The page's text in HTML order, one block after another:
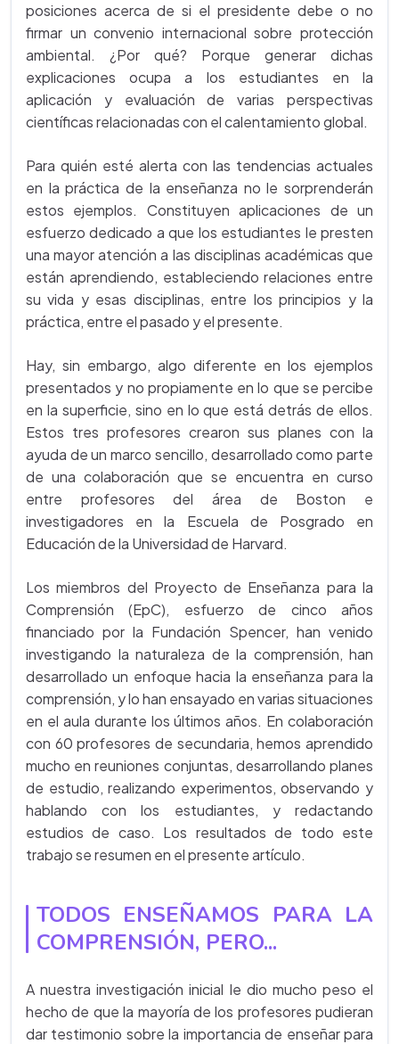
posiciones acerca de si el presidente debe o no
firmar un convenio internacional sobre protección
ambiental. ¿Por qué? Porque generar dichas
explicaciones ocupa a los estudiantes en la
aplicación y evaluación de varias perspectivas
científicas relacionadas con el calentamiento global.
Para quién esté alerta con las tendencias actuales
en la práctica de la enseñanza no le sorprenderán
estos ejemplos. Constituyen aplicaciones de un
esfuerzo dedicado a que los estudiantes le presten
una mayor atención a las disciplinas académicas que
están aprendiendo, estableciendo relaciones entre
su vida y esas disciplinas, entre los principios y la
práctica, entre el pasado y el presente.
Hay, sin embargo, algo diferente en los ejemplos
presentados y no propiamente en lo que se percibe
en la superficie, sino en lo que está detrás de ellos.
Estos tres profesores crearon sus planes con la
ayuda de un marco sencillo, desarrollado como parte
de una colaboración que se encuentra en curso
entre profesores del área de Boston e
investigadores en la Escuela de Posgrado en
Educación de la Universidad de Harvard.
Los miembros del Proyecto de Enseñanza para la
Comprensión (EpC), esfuerzo de cinco años
financiado por la Fundación Spencer, han venido
investigando la naturaleza de la comprensión, han
desarrollado un enfoque hacia la enseñanza para la
comprensión, y lo han ensayado en varias situaciones
en el aula durante los últimos años. En colaboración
con 60 profesores de secundaria, hemos aprendido
mucho en reuniones conjuntas, desarrollando planes
de estudio, realizando experimentos, observando y
hablando con los estudiantes, y redactando
estudios de caso. Los resultados de todo este
trabajo se resumen en el presente artículo.
TODOS ENSEÑAMOS PARA LA
COMPRENSIÓN, PERO...
A nuestra investigación inicial le dio mucho peso el
hecho de que la mayoría de los profesores pudieran
dar testimonio sobre la importancia de enseñar para